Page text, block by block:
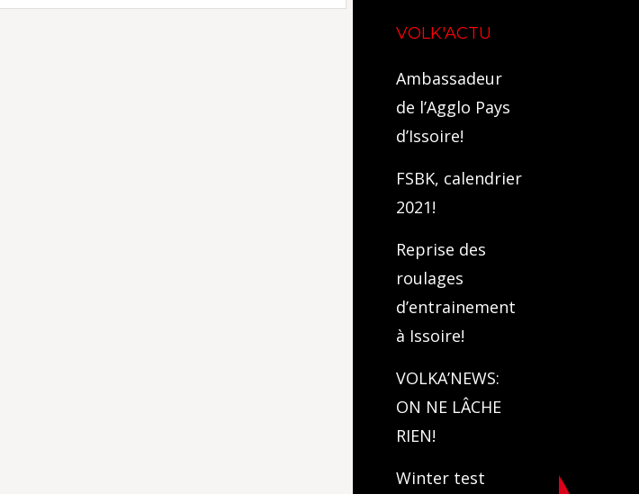
VOLK'ACTU
Ambassadeur
de l’Agglo Pays
d’Issoire!
FSBK, calendrier
2021!
Reprise des
roulages
d’entrainement
à Issoire!
VOLKA’NEWS:
ON NE LÂCHE
RIEN!
Winter test